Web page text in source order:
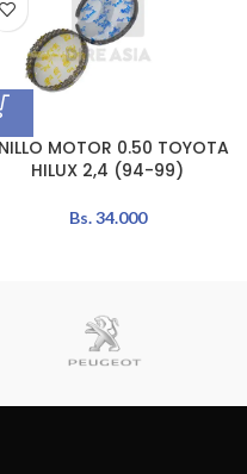
MOTOR 0.50 TOYOTA
HILUX 2,4 (94-99)
Bs.34.000